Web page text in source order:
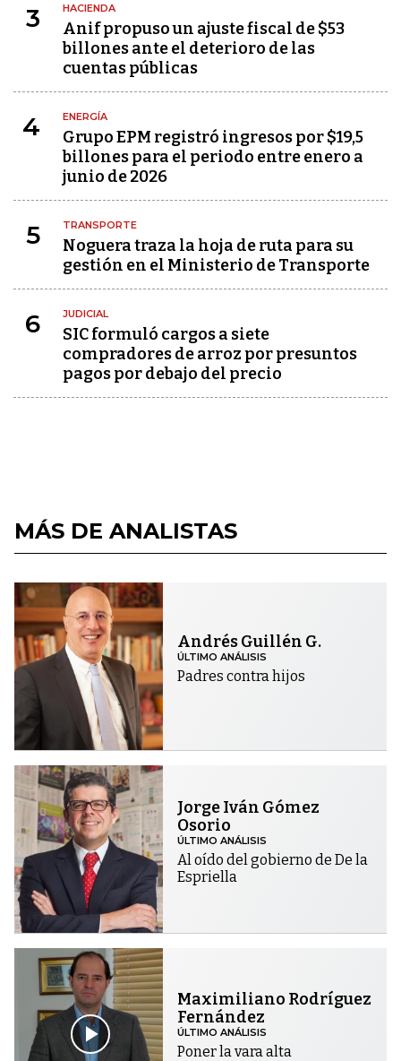
3 HACIENDA
Anif propuso un ajuste fiscal de $53
billones ante el deterioro de las
cuentas públicas
4 ENERGÍA
Grupo EPM registró ingresos por $19,5
billones para el periodo entre enero a
junio de 2026
5 TRANSPORTE
Noguera traza la hoja de ruta para su
gestión en el Ministerio de Transporte
6 JUDICIAL
SIC formuló cargos a siete
compradores de arroz por presuntos
pagos por debajo del precio
MÁS DE ANALISTAS
Andrés Guillén G.
ÚLTIMO ANÁLISIS
Padres contra hijos
Jorge Iván Gómez
Osorio
ÚLTIMO ANÁLISIS
Al oído del gobierno de De la
Espriella
Maximiliano Rodríguez
Fernández
ÚLTIMO ANÁLISIS
Poner la vara alta